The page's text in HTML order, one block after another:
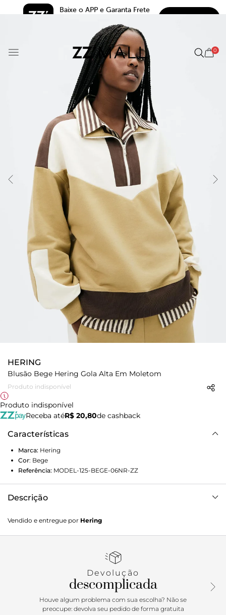
Baixe o APP e Garanta Frete
5.0
0
HERING
Blusão Bege Hering Gola Alta Em Moletom
Produto indisponível
Produto indisponível
Receba atéR$ 20,80de cashback
Características
Marca: Hering
Cor: Bege
Referência: MODEL-125-BEGE-06NR-ZZ
Descrição
caimento levemente solto ao corpo, garantindo liberdade
de movimento sem perder o estilo. A gola alta com zíper
recortes contrastantes criam um visual dinâmico e
em ribana nos punhos e na barra proporcionam um ajuste
perfeito e um acabamento impecável. Detalhes da peça:
Moletom não peluciado Modelagem regular Manga longa
Gola alta Fecho em zíper
Vendido e entregue por Hering
Devolução
descomplicada
Houve algum problema com sua escolha? Não se
preocupe: devolva seu pedido de forma gratuita